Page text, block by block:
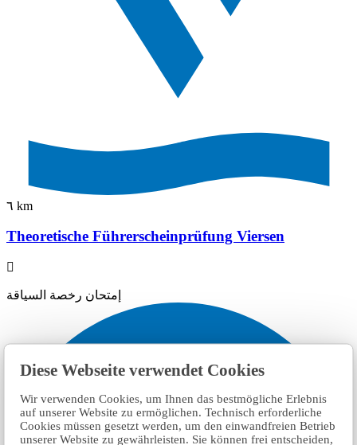
Diese Webseite verwendet Cookies
Wir verwenden Cookies, um Ihnen das bestmögliche Erlebnis
auf unserer Website zu ermöglichen. Technisch erforderliche
Cookies müssen gesetzt werden, um den einwandfreien Betrieb
unserer Website zu gewährleisten. Sie können frei entscheiden,
٦ km
Theoretische Führerscheinprüfung Viersen
إمتحان رخصة السياقة